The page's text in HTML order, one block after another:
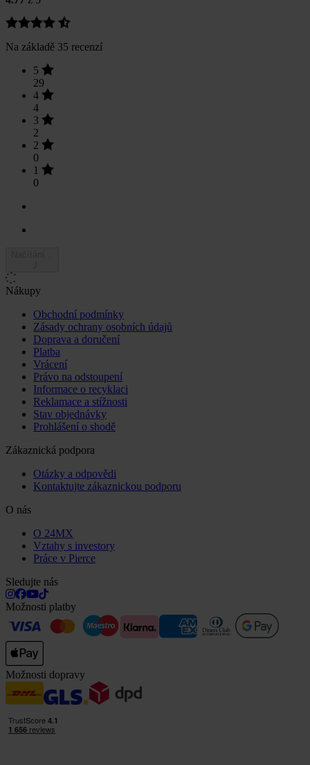
Na základě 35 recenzí
5
29
4
4
3
2
2
0
1
0
Nákupy
Obchodní podmínky
Zásady ochrany osobních údajů
Doprava a doručení
Platba
Vrácení
Právo na odstoupení
Informace o recyklaci
Reklamace a stížnosti
Stav objednávky
Prohlášení o shodě
Zákaznická podpora
Otázky a odpovědi
Kontaktujte zákaznickou podporu
O nás
O 24MX
Vztahy s investory
Práce v Pierce
Sledujte nás
Možnosti platby
Možnosti dopravy